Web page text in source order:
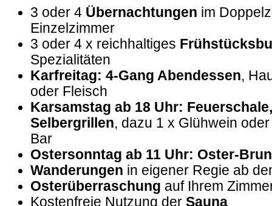
3 oder 4 Übernachtungen im
Einzelzimmer
3 oder 4 x reichhaltiges
Spezialitäten
Karfreitag: 4-Gang Abendessen,
oder Fleisch
Karsamstag ab 18 Uhr:
Selbergrillen, dazu 1 x Glühwein
Bar
Ostersonntag ab 11 Uhr: Oster-
Wanderungen in eigener Regie ab
Osterüberraschung auf Ihrem
Kostenfreie Nutzung der Sauna